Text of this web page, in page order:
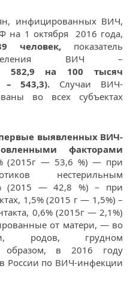
инфицированных ВИЧ,
на 1 октября 2016 года,
человек, показатель
ВИЧ –
582,9 на 100 тысяч
– 543,3). Случаи ВИЧ-
во всех субъектах
выявленных ВИЧ-
факторами
(2015г — 53,6 %) — при
нестерильным
(2015 — 42,8 %) – при
1,5% (2015 г — 1,5%) –
0,6% (2015г — 2,1%)
от матери, — во
родов, грудном
образом, в 2016 году
России по ВИЧ-инфекции